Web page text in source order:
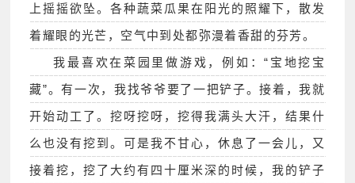
上摇摇欲坠。各种蔬菜瓜果在阳光的照耀下，散发
着耀眼的光芒，空气中到处都弥漫着香甜的芬芳。
我最喜欢在菜园里做游戏，例如：“宝地挖宝
藏”。有一次，我找爷爷要了一把铲子。接着，我就
开始动工了。挖呀挖呀，挖得我满头大汗，结果什
么也没有挖到。可是我不甘心，休息了一会儿，又
接着挖，挖了大约有四十厘米深的时候，我的铲子